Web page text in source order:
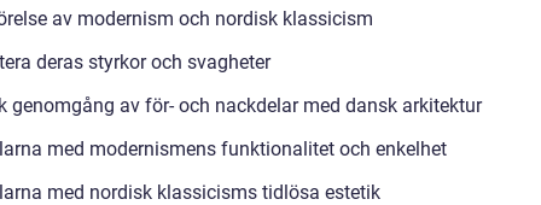
av modernism och nordisk klassicism
deras styrkor och svagheter
genomgång av för- och nackdelar med dansk arkitektur
med modernismens funktionalitet och enkelhet
med nordisk klassicisms tidlösa estetik